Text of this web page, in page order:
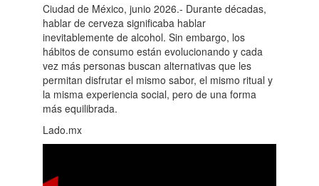
Ciudad de México, junio 2026.- Durante décadas,
hablar de cerveza significaba hablar
inevitablemente de alcohol. Sin embargo, los
hábitos de consumo están evolucionando y cada
vez más personas buscan alternativas que les
permitan disfrutar el mismo sabor, el mismo ritual y
la misma experiencia social, pero de una forma
más equilibrada.
Lado.mx